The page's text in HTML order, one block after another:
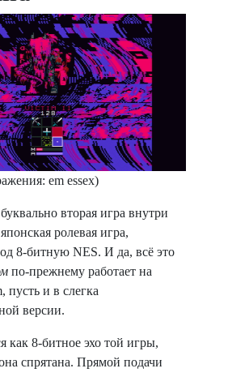
em essex)
вторая игра внутри
ролевая игра,
8-битную NES. И да, всё это
по-прежнему работает на
и в слегка
версии.
как 8-битное эхо той игры,
спрятана. Прямой подачи